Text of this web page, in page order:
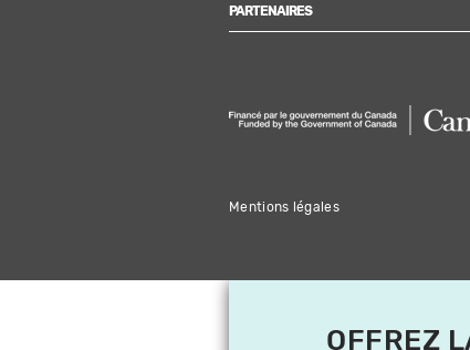
PARTENAIRES
Mentions légales